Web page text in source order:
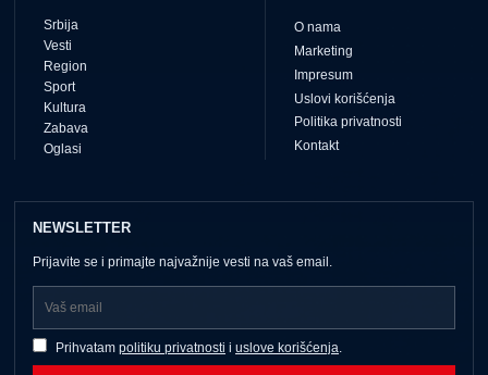
Srbija
Vesti
Region
Sport
Kultura
Zabava
Oglasi
O nama
Marketing
Impresum
Uslovi korišćenja
Politika privatnosti
Kontakt
NEWSLETTER
Prijavite se i primajte najvažnije vesti na vaš email.
Prihvatam politiku privatnosti i uslove korišćenja